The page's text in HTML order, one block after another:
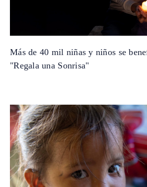
Más de 40 mil niñas y niños se
"Regala una Sonrisa"